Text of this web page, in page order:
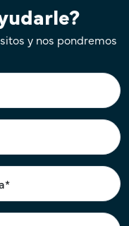
y nos pondremos